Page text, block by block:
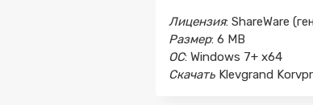
Лицензия: ShareWare
Размер: 6 MB
ОС: Windows 7+ x64
Скачать Klevgrand